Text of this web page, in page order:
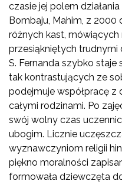
czasie jej polem
Bombaju, Mahim, z
różnych kast, mówiących
przesiąkniętych trudnymi
S. Fernanda szybko
tak kontrastujących ze
podejmuje współpracę z
całymi rodzinami. Po
swój wolny czas
ubogim. Licznie
wyznawczyniom religii
piękno moralności
formowała dziewczęta